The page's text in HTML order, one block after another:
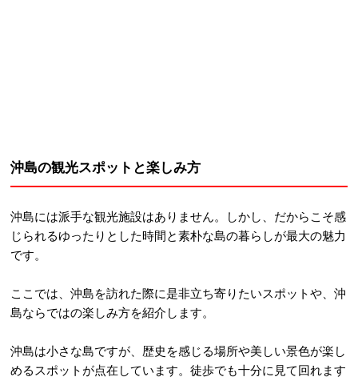
沖島の観光スポットと楽しみ方
沖島には派手な観光施設はありません。しかし、だからこそ感
じられるゆったりとした時間と素朴な島の暮らしが最大の魅力
です。
ここでは、沖島を訪れた際に是非立ち寄りたいスポットや、沖
島ならではの楽しみ方を紹介します。
沖島は小さな島ですが、歴史を感じる場所や美しい景色が楽し
めるスポットが点在しています。徒歩でも十分に見て回れます